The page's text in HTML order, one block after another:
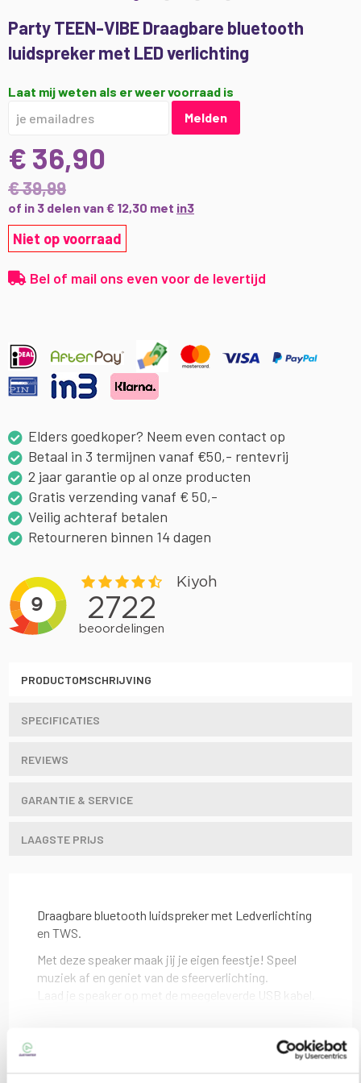
Party TEEN-VIBE Draagbare bluetooth
luidspreker met LED verlichting
Laat mij weten als er weer voorraad is
Melden
€ 36,90
€ 39,99
of in 3 delen van € 12,30 met in3
Niet op voorraad
Bel of mail ons even voor de levertijd
Elders goedkoper? Neem even contact op
Betaal in 3 termijnen vanaf €50,- rentevrij
2 jaar garantie op al onze producten
Gratis verzending vanaf € 50,-
Veilig achteraf betalen
Retourneren binnen 14 dagen
naar
het
van
afbeeldingen-
PRODUCTOMSCHRIJVING
SPECIFICATIES
REVIEWS
GARANTIE & SERVICE
LAAGSTE PRIJS
Draagbare bluetooth luidspreker met Ledverlichting
en TWS.
Met deze speaker maak jij je eigen feestje! Speel
muziek af en geniet van de sfeerverlichting.
Laad je speaker op met de meegeleverde USB kabel.
bluetooth luidspreker met LED verlichting: